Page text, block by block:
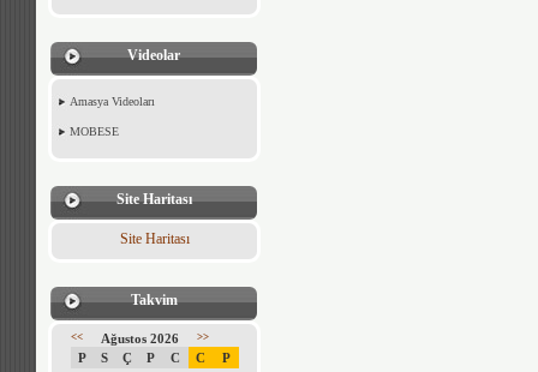
Videolar
Amasya Videoları
MOBESE
Site Haritası
Site Haritası
Takvim
<< Ağustos 2026 >>
P S Ç P C C P